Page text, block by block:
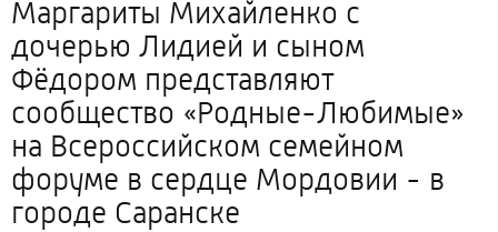
Маргариты Михайленко с
дочерью Лидией и сыном
Фёдором представляют
сообщество «Родные-Любимые»
на Всероссийском семейном
форуме в сердце Мордовии - в
городе Саранске